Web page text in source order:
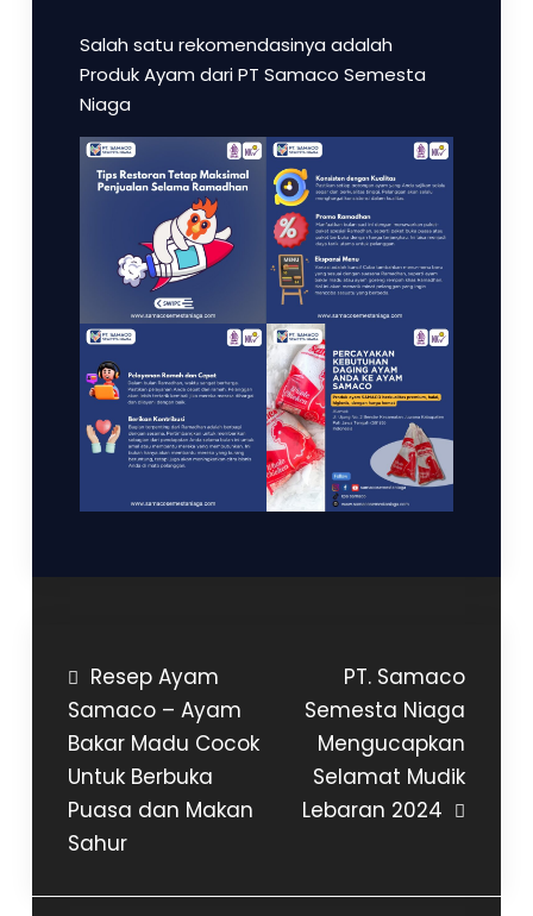
Salah satu rekomendasinya adalah
Produk Ayam dari PT Samaco Semesta
Niaga
Post
navigation
Resep Ayam
Samaco – Ayam
Bakar Madu Cocok
Untuk Berbuka
Puasa dan Makan
Sahur
PT. Samaco
Semesta Niaga
Mengucapkan
Selamat Mudik
Lebaran 2024